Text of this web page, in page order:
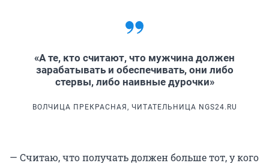
«А те, кто считают, что мужчина должен
зарабатывать и обеспечивать, они либо
стервы, либо наивные дурочки»
ВОЛЧИЦА ПРЕКРАСНАЯ, ЧИТАТЕЛЬНИЦА NGS24.RU
— Считаю, что получать должен больше тот, у кого